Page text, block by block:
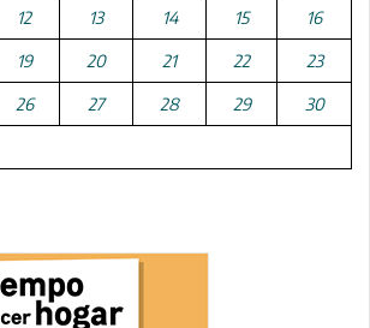
12 13 14 15 16
19 20 21 22 23
26 27 28 29 30